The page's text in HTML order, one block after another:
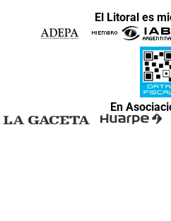
El Litoral es
En